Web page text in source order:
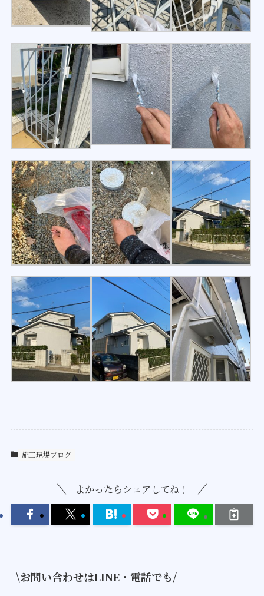
施工現場ブログ
よかったらシェアしてね！
\お問い合わせはLINE・電話でも/